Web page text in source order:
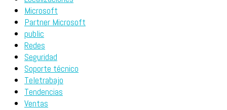
Microsoft
Partner Microsoft
public
Redes
Seguridad
Soporte técnico
Teletrabajo
Tendencias
Ventas